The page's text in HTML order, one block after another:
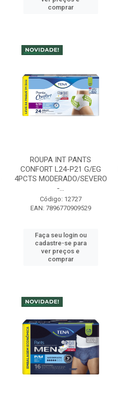
comprar
ROUPA INT PANTS
CONFORT L24-P21 G/EG
4PCTS MODERADO/SEVERO
-...
Código: 12727
EAN: 7896770909529
Faça seu login ou
cadastre-se para
ver preços e
comprar